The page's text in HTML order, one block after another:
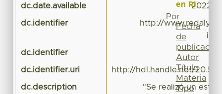
dc.date.available 2022-
dc.identifier
http://
dc.identifier
dc.identifier.uri http://hdl.handle.net/
dc.description
"Se realizó un
en RI
Por
Fecha
de
publicación
Autor
Título
Materia
Tipo